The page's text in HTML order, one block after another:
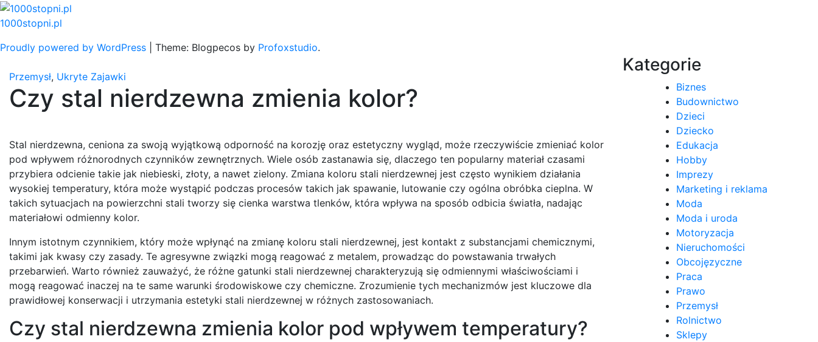
Skip
to
1000stopni.pl
Proudly powered by WordPress
Theme: Blogpecos by Profoxstudio.
Przemysł, Ukryte Zajawki
Czy stal nierdzewna zmienia kolor?
Stal nierdzewna, ceniona za swoją wyjątkową odporność na korozję oraz estetyczny wygląd, może rzeczywiście zmieniać kolor
pod wpływem różnorodnych czynników zewnętrznych. Wiele osób zastanawia się, dlaczego ten popularny materiał czasami
przybiera odcienie takie jak niebieski, złoty, a nawet zielony. Zmiana koloru stali nierdzewnej jest często wynikiem działania
wysokiej temperatury, która może wystąpić podczas procesów takich jak spawanie, lutowanie czy ogólna obróbka cieplna. W
takich sytuacjach na powierzchni stali tworzy się cienka warstwa tlenków, która wpływa na sposób odbicia światła, nadając
materiałowi odmienny kolor.
Innym istotnym czynnikiem, który może wpłynąć na zmianę koloru stali nierdzewnej, jest kontakt z substancjami chemicznymi,
takimi jak kwasy czy zasady. Te agresywne związki mogą reagować z metalem, prowadząc do powstawania trwałych
przebarwień. Warto również zauważyć, że różne gatunki stali nierdzewnej charakteryzują się odmiennymi właściwościami i
mogą reagować inaczej na te same warunki środowiskowe czy chemiczne. Zrozumienie tych mechanizmów jest kluczowe dla
prawidłowej konserwacji i utrzymania estetyki stali nierdzewnej w różnych zastosowaniach.
Czy stal nierdzewna zmienia kolor pod wpływem temperatury?
Kategorie
Biznes
Budownictwo
Dzieci
Dziecko
Edukacja
Hobby
Imprezy
Marketing i reklama
Moda
Moda i uroda
Motoryzacja
Nieruchomości
Obcojęzyczne
Praca
Prawo
Przemysł
Rolnictwo
Sklepy